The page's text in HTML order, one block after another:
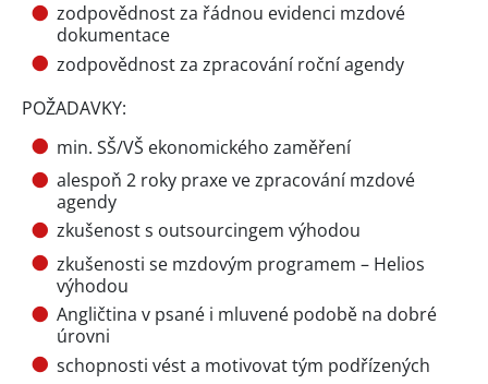
zodpovědnost za řádnou evidenci mzdové
dokumentace
zodpovědnost za zpracování roční agendy
POŽADAVKY:
min. SŠ/VŠ ekonomického zaměření
alespoň 2 roky praxe ve zpracování mzdové
agendy
zkušenost s outsourcingem výhodou
zkušenosti se mzdovým programem – Helios
výhodou
Angličtina v psané i mluvené podobě na dobré
úrovni
schopnosti vést a motivovat tým podřízených